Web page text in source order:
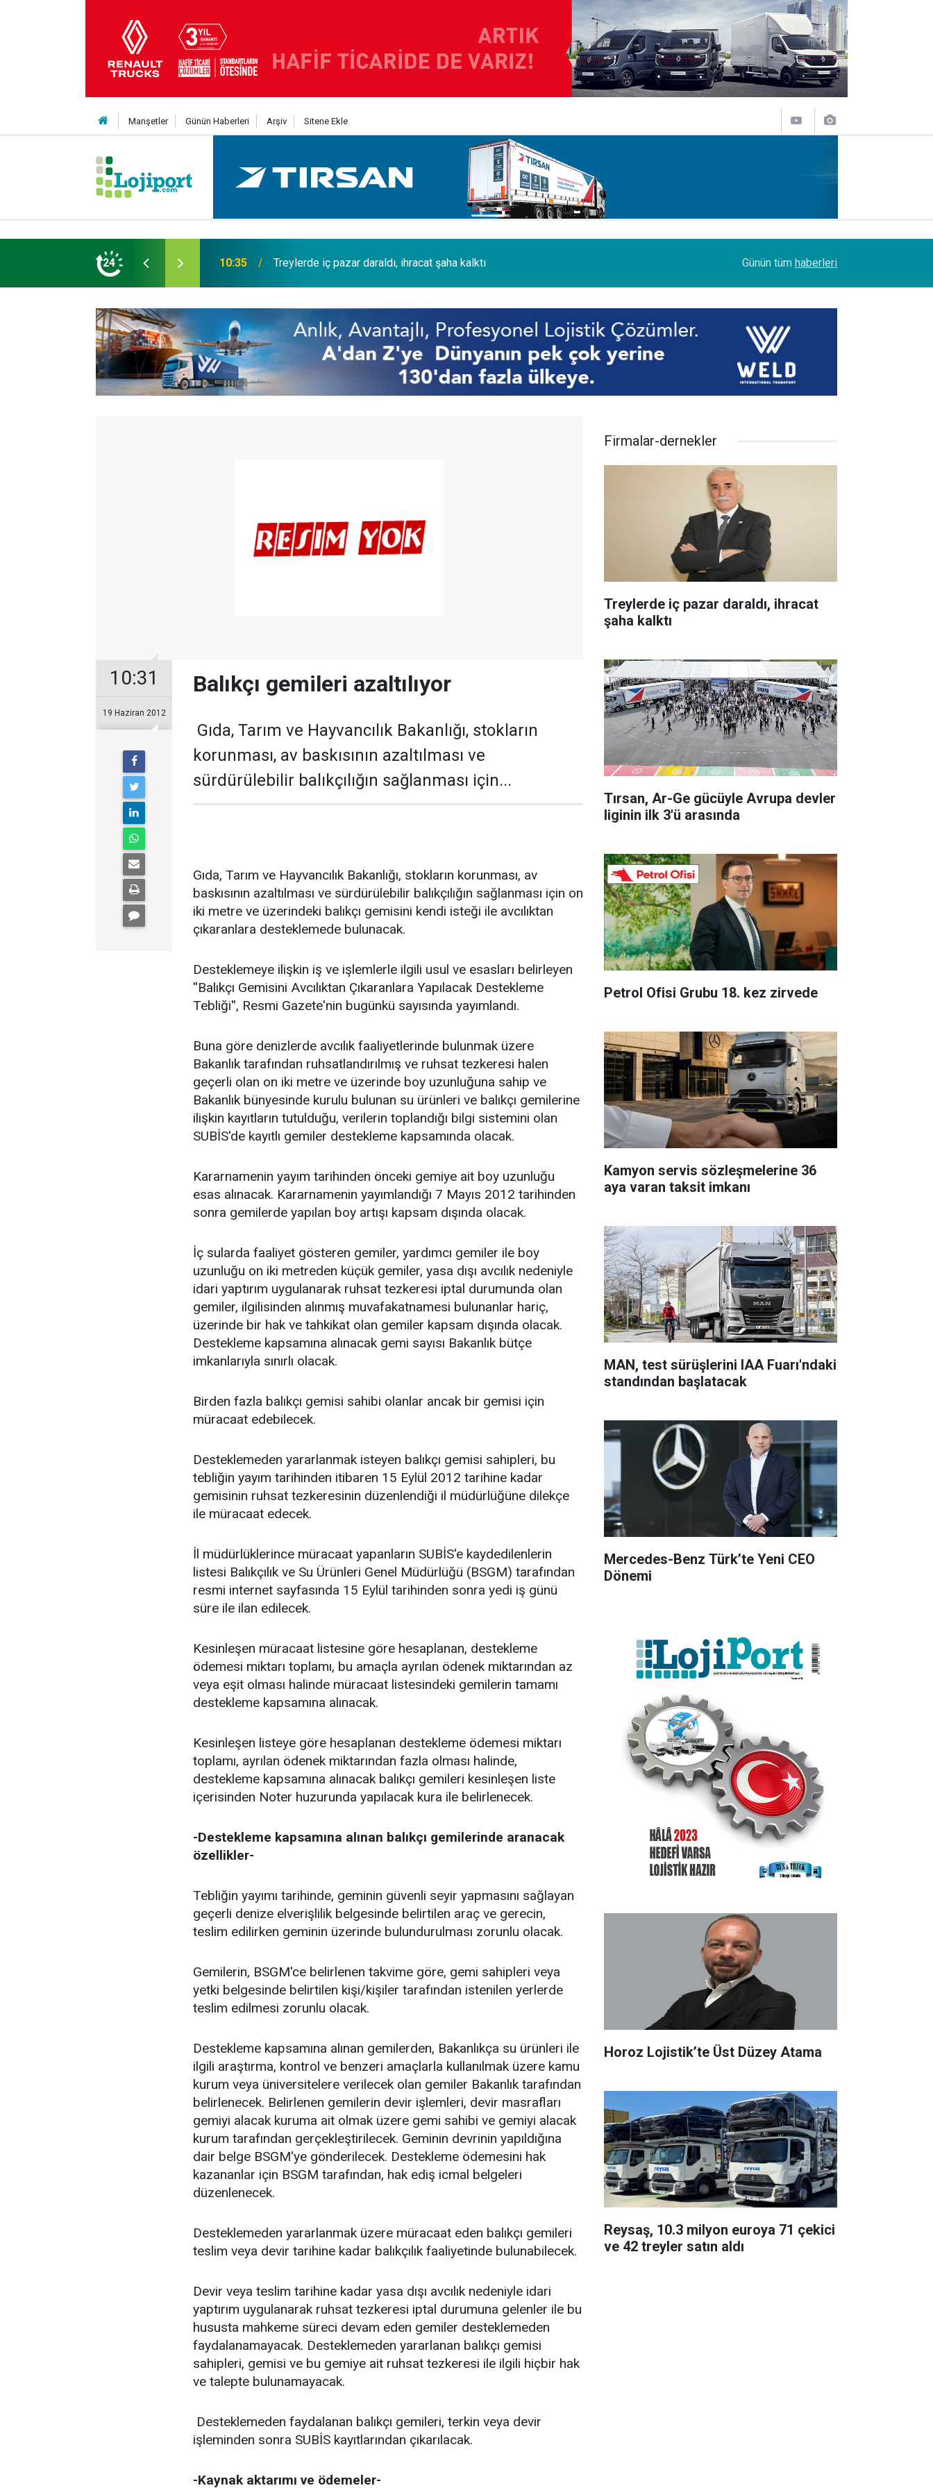
Manşetler Günün Haberleri Arşiv Sitene Ekle
24 09:47 Her biri 120 tonluk 3 Boeing 777, kamyonlarla 1250 km taşındı Turhan Özen, Saudia Cargo’nun CCO’su oldu
Günün tüm haberleri
10:31
19 Haziran 2012
Balıkçı gemileri azaltılıyor
Gıda, Tarım ve Hayvancılık Bakanlığı, stokların
korunması, av baskısının azaltılması ve
sürdürülebilir balıkçılığın sağlanması için...
Gıda, Tarım ve Hayvancılık Bakanlığı, stokların korunması, av
baskısının azaltılması ve sürdürülebilir balıkçılığın sağlanması için on
iki metre ve üzerindeki balıkçı gemisini kendi isteği ile avcılıktan
çıkaranlara desteklemede bulunacak.
Desteklemeye ilişkin iş ve işlemlerle ilgili usul ve esasları belirleyen
''Balıkçı Gemisini Avcılıktan Çıkaranlara Yapılacak Destekleme
Tebliği'', Resmi Gazete'nin bugünkü sayısında yayımlandı.
Buna göre denizlerde avcılık faaliyetlerinde bulunmak üzere
Bakanlık tarafından ruhsatlandırılmış ve ruhsat tezkeresi halen
geçerli olan on iki metre ve üzerinde boy uzunluğuna sahip ve
Bakanlık bünyesinde kurulu bulunan su ürünleri ve balıkçı gemilerine
ilişkin kayıtların tutulduğu, verilerin toplandığı bilgi sistemini olan
SUBİS'de kayıtlı gemiler destekleme kapsamında olacak.
Kararnamenin yayım tarihinden önceki gemiye ait boy uzunluğu
esas alınacak. Kararnamenin yayımlandığı 7 Mayıs 2012 tarihinden
sonra gemilerde yapılan boy artışı kapsam dışında olacak.
İç sularda faaliyet gösteren gemiler, yardımcı gemiler ile boy
uzunluğu on iki metreden küçük gemiler, yasa dışı avcılık nedeniyle
idari yaptırım uygulanarak ruhsat tezkeresi iptal durumunda olan
gemiler, ilgilisinden alınmış muvafakatnamesi bulunanlar hariç,
üzerinde bir hak ve tahkikat olan gemiler kapsam dışında olacak.
Destekleme kapsamına alınacak gemi sayısı Bakanlık bütçe
imkanlarıyla sınırlı olacak.
Birden fazla balıkçı gemisi sahibi olanlar ancak bir gemisi için
müracaat edebilecek.
Desteklemeden yararlanmak isteyen balıkçı gemisi sahipleri, bu
tebliğin yayım tarihinden itibaren 15 Eylül 2012 tarihine kadar
gemisinin ruhsat tezkeresinin düzenlendiği il müdürlüğüne dilekçe
ile müracaat edecek.
İl müdürlüklerince müracaat yapanların SUBİS'e kaydedilenlerin
listesi Balıkçılık ve Su Ürünleri Genel Müdürlüğü (BSGM) tarafından
resmi internet sayfasında 15 Eylül tarihinden sonra yedi iş günü
süre ile ilan edilecek.
Kesinleşen müracaat listesine göre hesaplanan, destekleme
ödemesi miktarı toplamı, bu amaçla ayrılan ödenek miktarından az
veya eşit olması halinde müracaat listesindeki gemilerin tamamı
destekleme kapsamına alınacak.
Kesinleşen listeye göre hesaplanan destekleme ödemesi miktarı
toplamı, ayrılan ödenek miktarından fazla olması halinde,
destekleme kapsamına alınacak balıkçı gemileri kesinleşen liste
içerisinden Noter huzurunda yapılacak kura ile belirlenecek.
-Destekleme kapsamına alınan balıkçı gemilerinde aranacak
özellikler-
Tebliğin yayımı tarihinde, geminin güvenli seyir yapmasını sağlayan
geçerli denize elverişlilik belgesinde belirtilen araç ve gerecin,
teslim edilirken geminin üzerinde bulundurulması zorunlu olacak.
Gemilerin, BSGM'ce belirlenen takvime göre, gemi sahipleri veya
yetki belgesinde belirtilen kişi/kişiler tarafından istenilen yerlerde
teslim edilmesi zorunlu olacak.
Destekleme kapsamına alınan gemilerden, Bakanlıkça su ürünleri ile
ilgili araştırma, kontrol ve benzeri amaçlarla kullanılmak üzere kamu
kurum veya üniversitelere verilecek olan gemiler Bakanlık tarafından
belirlenecek. Belirlenen gemilerin devir işlemleri, devir masrafları
gemiyi alacak kuruma ait olmak üzere gemi sahibi ve gemiyi alacak
kurum tarafından gerçekleştirilecek. Geminin devrinin yapıldığına
dair belge BSGM'ye gönderilecek. Destekleme ödemesini hak
kazananlar için BSGM tarafından, hak ediş icmal belgeleri
düzenlenecek.
Desteklemeden yararlanmak üzere müracaat eden balıkçı gemileri
teslim veya devir tarihine kadar balıkçılık faaliyetinde bulunabilecek.
Devir veya teslim tarihine kadar yasa dışı avcılık nedeniyle idari
yaptırım uygulanarak ruhsat tezkeresi iptal durumuna gelenler ile bu
hususta mahkeme süreci devam eden gemiler desteklemeden
faydalanamayacak. Desteklemeden yararlanan balıkçı gemisi
sahipleri, gemisi ve bu gemiye ait ruhsat tezkeresi ile ilgili hiçbir hak
ve talepte bulunamayacak.
Desteklemeden faydalanan balıkçı gemileri, terkin veya devir
işleminden sonra SUBİS kayıtlarından çıkarılacak.
-Kaynak aktarımı ve ödemeler-
Firmalar-dernekler
Treylerde iç pazar daraldı, ihracat
şaha kalktı
Tırsan, Ar-Ge gücüyle Avrupa devler
liginin ilk 3'ü arasında
Petrol Ofisi Grubu 18. kez zirvede
Kamyon servis sözleşmelerine 36
aya varan taksit imkanı
MAN, test sürüşlerini IAA Fuarı'ndaki
standından başlatacak
Mercedes-Benz Türk’te Yeni CEO
Dönemi
Horoz Lojistik’te Üst Düzey Atama
Reysaş, 10.3 milyon euroya 71 çekici
ve 42 treyler satın aldı